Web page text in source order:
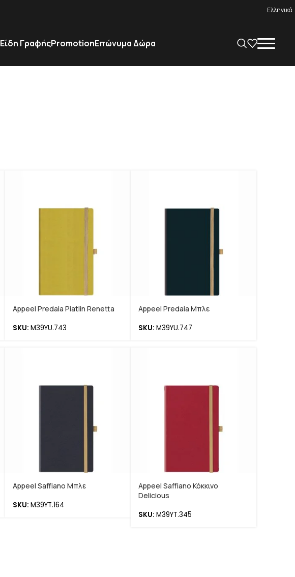
Ελληνικά
Είδη ΓραφήςPromotionΕπώνυμα Δώρα
Appeel Predaia Piatlin Renetta
SKU: M39YU.743
Appeel Predaia Μπλε
SKU: M39YU.747
Appeel Saffiano Μπλε
SKU: M39YT.164
Appeel Saffiano Κόκκινο
Delicious
SKU: M39YT.345